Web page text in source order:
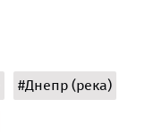
#Днепр (река)